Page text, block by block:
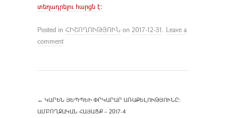
տեղադրելու հարցն է:
Posted in ՀԻՇՈՂՈՒԹՅՈՒՆ on 2017-12-31. Leave a
comment
← ԿԱՐԵՆ ՅԵՊՊԵԻ ՓՐԿԱՐԱՐ ԱՌԱՔԵԼՈՒԹՅՈՒՆԸ:
ԱՄԲՈՂՋԱԿԱՆ ՀԱՅԱՑՔ – 2017-4